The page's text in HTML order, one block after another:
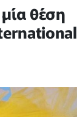
θέση